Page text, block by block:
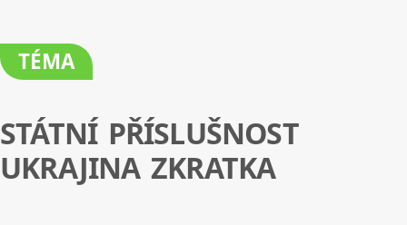
TÉMA
STÁTNÍ PŘÍSLUŠNOST
UKRAJINA ZKRATKA